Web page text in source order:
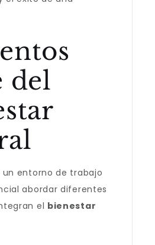
del
un entorno de trabajo
abordar diferentes
el bienestar